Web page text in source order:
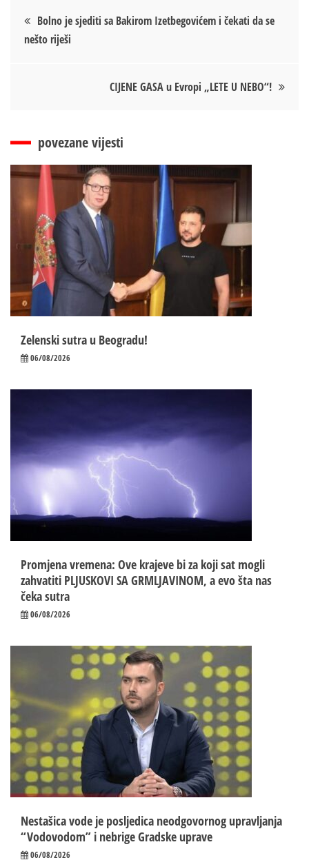
Кретање
чланка
Bolno je sjediti sa Bakirom Izetbegovićem i čekati da se
nešto riješi
CIJENE GASA u Evropi „LETE U NEBO“!
povezane vijesti
Zelenski sutra u Beogradu!
06/08/2026
Promjena vremena: Ove krajeve bi za koji sat mogli
zahvatiti PLJUSKOVI SA GRMLJAVINOM, a evo šta nas
čeka sutra
06/08/2026
Nestašica vode je posljedica neodgovornog upravljanja
“Vodovodom” i nebrige Gradske uprave
06/08/2026